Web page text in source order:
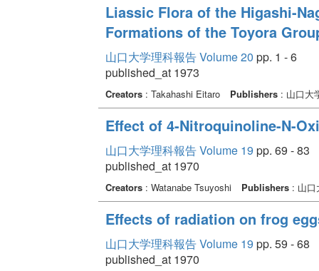
Liassic Flora of the Higashi-
Formations of the Toyora
山口大学理科報告 Volume 20 pp. 1 - 6
published_at 1973
Creators: Takahashi Eitaro Publishers: 山口大
Effect of 4-Nitroquinoline-N-
山口大学理科報告 Volume 19 pp. 69 - 83
published_at 1970
Creators: Watanabe Tsuyoshi Publishers: 山口
Effects of radiation on frog
山口大学理科報告 Volume 19 pp. 59 - 68
published_at 1970